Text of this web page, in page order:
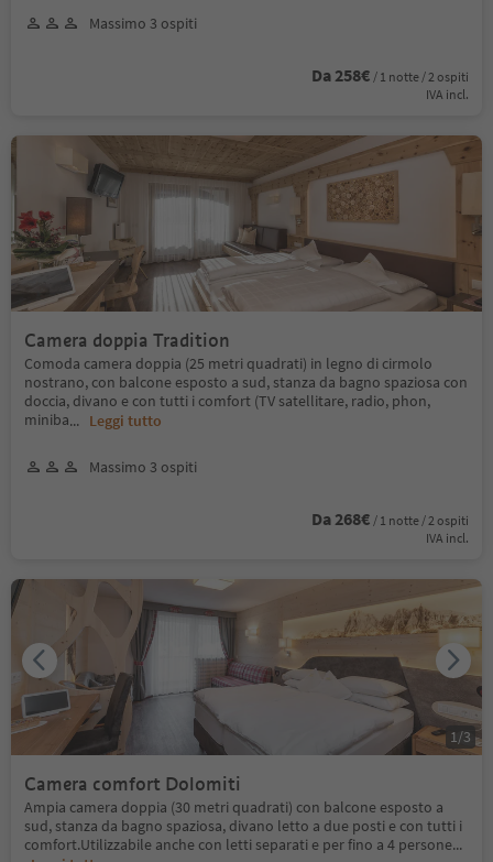
Massimo 3 ospiti
Da 258€ / 1 notte / 2 ospiti
IVA incl.
Camera doppia Tradition
Comoda camera doppia (25 metri quadrati) in legno di cirmolo
nostrano, con balcone esposto a sud, stanza da bagno spaziosa con
doccia, divano e con tutti i comfort (TV satellitare, radio, phon,
miniba... Leggi tutto
Massimo 3 ospiti
Da 268€ / 1 notte / 2 ospiti
IVA incl.
Camera comfort Dolomiti
Ampia camera doppia (30 metri quadrati) con balcone esposto a
sud, stanza da bagno spaziosa, divano letto a due posti e con tutti i
comfort.Utilizzabile anche con letti separati e per fino a 4 persone...
1/3